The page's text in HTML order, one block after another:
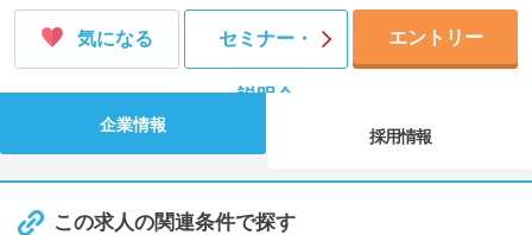
気になる セミナー・
説明会
エントリー
企業情報
採用情報
この求人の関連条件で探す